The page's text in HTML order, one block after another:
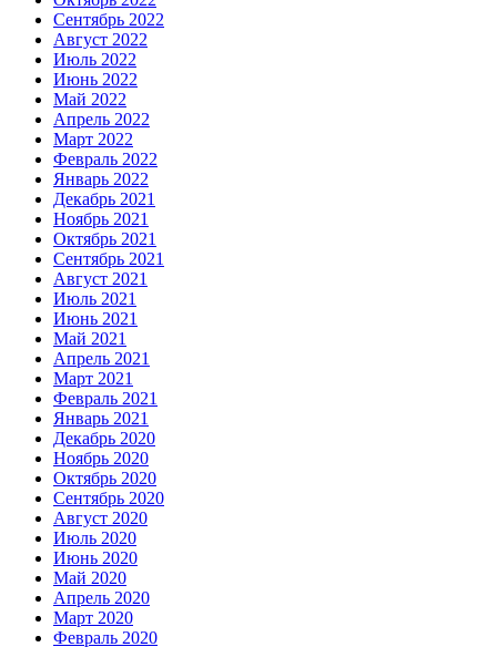
Сентябрь 2022
Август 2022
Июль 2022
Июнь 2022
Май 2022
Апрель 2022
Март 2022
Февраль 2022
Январь 2022
Декабрь 2021
Ноябрь 2021
Октябрь 2021
Сентябрь 2021
Август 2021
Июль 2021
Июнь 2021
Май 2021
Апрель 2021
Март 2021
Февраль 2021
Январь 2021
Декабрь 2020
Ноябрь 2020
Октябрь 2020
Сентябрь 2020
Август 2020
Июль 2020
Июнь 2020
Май 2020
Апрель 2020
Март 2020
Февраль 2020